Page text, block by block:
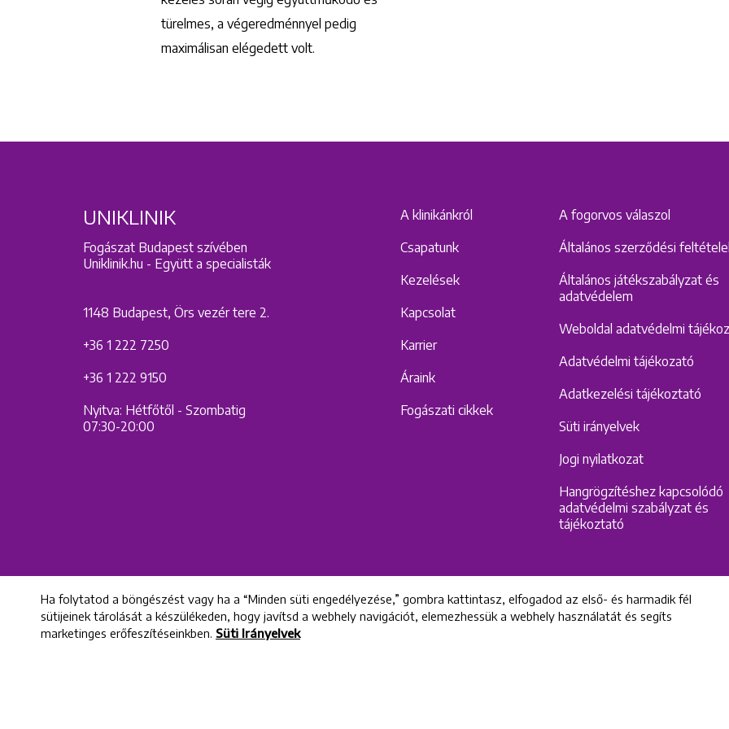
türelmes, a végeredménnyel pedig
maximálisan elégedett volt.
UNIKLINIK
Fogászat Budapest szívében
Uniklinik.hu - Együtt a specialisták
1148 Budapest, Örs vezér tere 2.
+36 1 222 7250
+36 1 222 9150
Nyitva: Hétfőtől - Szombatig
07:30-20:00
A klinikánkról
Csapatunk
Kezelések
Kapcsolat
Karrier
Áraink
Fogászati cikkek
A fogorvos válaszol
Általános szerződési
Általános játékszabályzat és
adatvédelem
Weboldal adatvédelmi
Adatvédelmi tájékozató
Adatkezelési tájékoztató
Süti irányelvek
Jogi nyilatkozat
Hangrögzítéshez kapcsolódó
adatvédelmi szabályzat és
tájékoztató
All rights reserved © 2022 Uniklinik Dental and Implant Center
Ha folytatod a böngészést vagy ha a “Minden süti engedélyezése,” gombra kattintasz, elfogadod az első- és harmadik fél
sütijeinek tárolását a készülékeden, hogy javítsd a webhely navigációt, elemezhessük a webhely használatát és segíts
marketinges erőfeszítéseinkben. Süti Irányelvek